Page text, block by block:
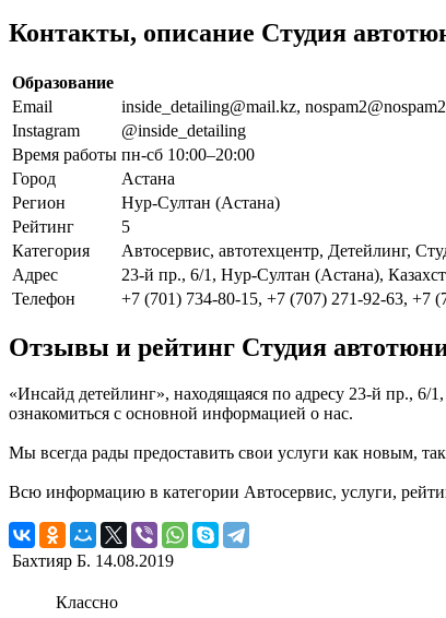
Контакты, описание Студия
Образование
Email
inside_detailing@mail.kz,
Instagram
@inside_detailing
Время работы пн-сб 10:00–20:00
Город
Астана
Регион
Нур-Султан (Астана)
Рейтинг
5
Категория
Автосервис, автотехцентр, Детейлинг,
Адрес
23-й пр., 6/1, Нур-Султан (Астана),
Телефон
+7 (701) 734-80-15, +7 (707) 271-92-63, +7
Отзывы и рейтинг Студия
«Инсайд детейлинг», находящаяся по адресу 23-й пр.,
ознакомиться с основной информацией о нас.
Мы всегда рады предоставить свои услуги как новым,
Всю информацию в категории Автосервис, услуги,
Бахтияр Б. 14.08.2019
Классно